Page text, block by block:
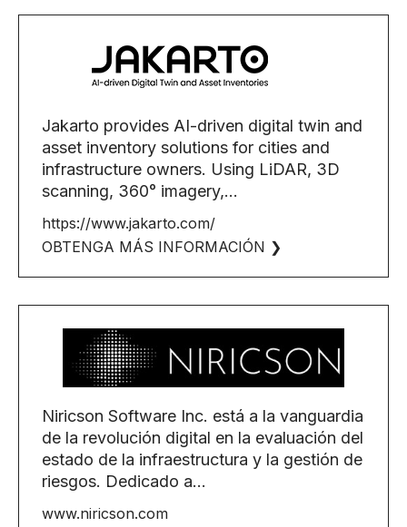
Jakarto provides AI-driven digital twin and
asset inventory solutions for cities and
infrastructure owners. Using LiDAR, 3D
scanning, 360° imagery,...
https://www.jakarto.com/
OBTENGA MÁS INFORMACIÓN ❯
Niricson Software Inc. está a la vanguardia
de la revolución digital en la evaluación del
estado de la infraestructura y la gestión de
riesgos. Dedicado a…
www.niricson.com